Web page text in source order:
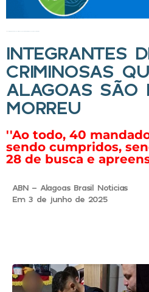
INTEGRANTES
CRIMINOSAS
ALAGOAS SÃO
MORREU
''Ao todo, 40
sendo cumpridos,
28 de busca e
ABN - Alagoas Brasil Noticias
Em 3 de junho de 2025